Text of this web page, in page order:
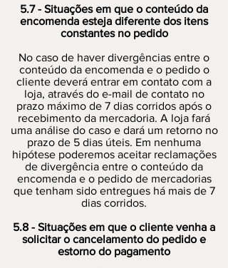
5.7 - Situações em que o conteúdo da
encomenda esteja diferente dos itens
constantes no pedido
No caso de haver divergências entre o
conteúdo da encomenda e o pedido o
cliente deverá entrar em contato com a
loja, através do e-mail de contato no
prazo máximo de 7 dias corridos após o
recebimento da mercadoria. A loja fará
uma análise do caso e dará um retorno no
prazo de 5 dias úteis. Em nenhuma
hipótese poderemos aceitar reclamações
de divergência entre o conteúdo da
encomenda e o pedido de mercadorias
que tenham sido entregues há mais de 7
dias corridos.
5.8 - Situações em que o cliente venha a
solicitar o cancelamento do pedido e
estorno do pagamento